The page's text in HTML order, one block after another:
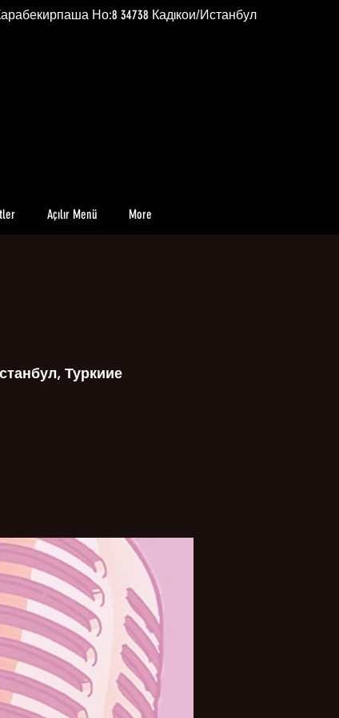
Но:8 34738 Кадıкои/Истанбул
Açılır Menü More
Туркиие